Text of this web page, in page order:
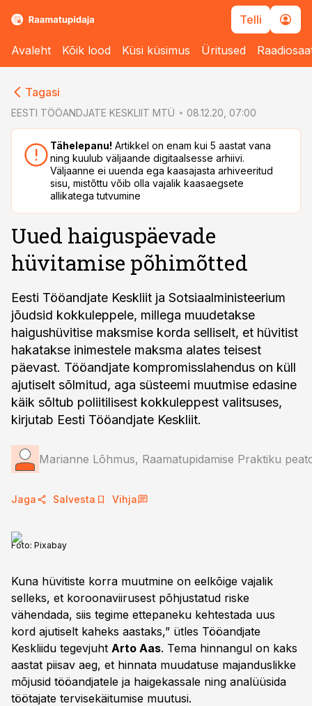
Telli
Avaleht Kõik lood Küsi küsimus Üritused
Tagasi
EESTI TÖÖANDJATE KESKLIIT MTÜ 08.12.20, 07:00
Tähelepanu! Artikkel on enam kui 5 aastat vana
ning kuulub väljaande digitaalsesse arhiivi.
Väljaanne ei uuenda ega kaasajasta arhiveeritud
sisu, mistõttu võib olla vajalik kaasaegsete
allikatega tutvumine
Uued haiguspäevade
hüvitamise põhimõtted
Eesti Tööandjate Keskliit ja Sotsiaalministeerium
jõudsid kokkuleppele, millega muudetakse
haigushüvitise maksmise korda selliselt, et hüvitist
hakatakse inimestele maksma alates teisest
päevast. Tööandjate kompromisslahendus on küll
ajutiselt sõlmitud, aga süsteemi muutmise edasine
käik sõltub poliitilisest kokkuleppest valitsuses,
kirjutab Eesti Tööandjate Keskliit.
Marianne Lõhmus, Raamatupidamise Praktiku
Jaga Salvesta Vihja
Foto: Pixabay
Kuna hüvitiste korra muutmine on eelkõige vajalik
selleks, et koroonaviirusest põhjustatud riske
vähendada, siis tegime ettepaneku kehtestada uus
kord ajutiselt kaheks aastaks,” ütles Tööandjate
Keskliidu tegevjuht Arto Aas. Tema hinnangul on kaks
aastat piisav aeg, et hinnata muudatuse majanduslikke
mõjusid tööandjatele ja haigekassale ning analüüsida
töötajate tervisekäitumise muutusi.